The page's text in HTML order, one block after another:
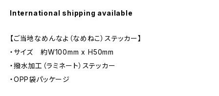
International shipping available
【ご当地なめんなよ（なめねこ）ステッカー】
・サイズ 約W100mm x H50mm
・撥水加工（ラミネート）ステッカー
・OPP袋パッケージ